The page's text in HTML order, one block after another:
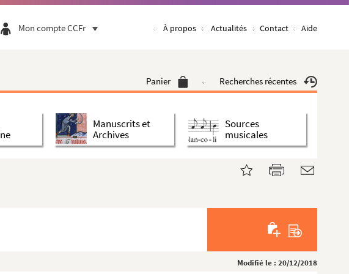
Mon compte CCFr À propos Actualités Contact Aide
Panier Recherches récentes
Manuscrits et
Archives
Sources
musicales
Modifié le : 20/12/2018